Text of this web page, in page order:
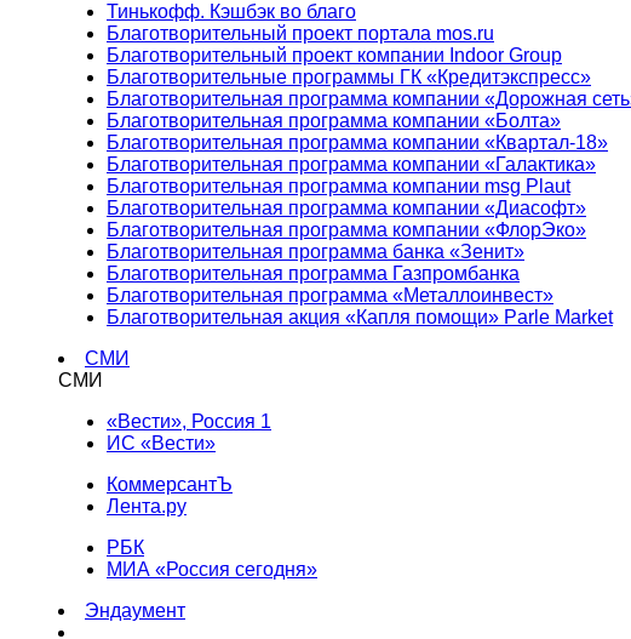
Тинькофф. Кэшбэк во благо
Благотворительный проект портала mos.ru
Благотворительный проект компании Indoor Group
Благотворительные программы ГК «Кредитэкспресс»
Благотворительная программа компании «Дорожная
Благотворительная программа компании «Болта»
Благотворительная программа компании «Квартал-18»
Благотворительная программа компании «Галактика»
Благотворительная программа компании msg Plaut
Благотворительная программа компании «Диасофт»
Благотворительная программа компании «ФлорЭко»
Благотворительная программа банка «Зенит»
Благотворительная программа Газпромбанка
Благотворительная программа «Металлоинвест»
Благотворительная акция «Капля помощи» Parle Market
СМИ
СМИ
«Вести», Россия 1
ИС «Вести»
КоммерсантЪ
Лента.ру
РБК
МИА «Россия сегодня»
Эндаумент